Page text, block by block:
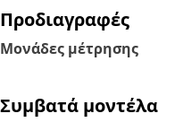
demanding vibration
machines
2)Cat Lights are
Application:
Προδιαγραφές
Μονάδες μέτρησης
Συμβατά μοντέλα